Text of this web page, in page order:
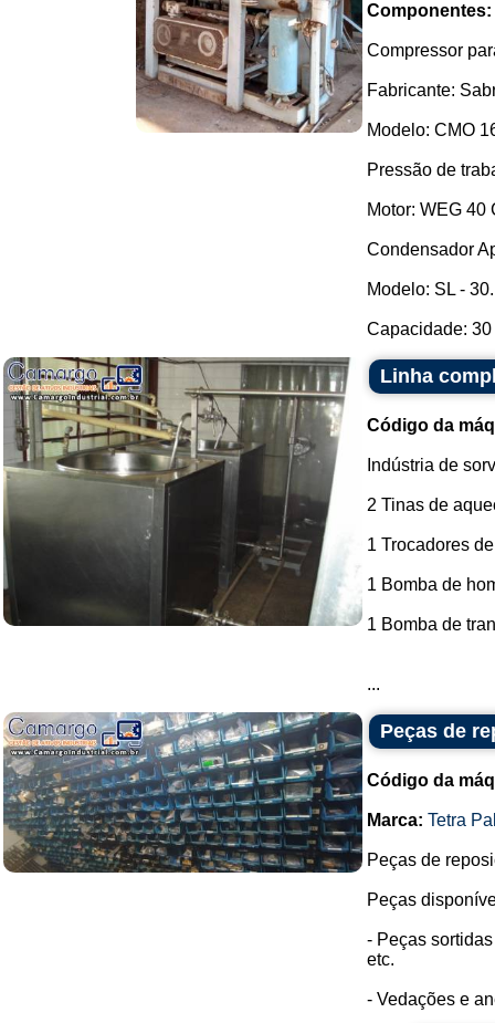
Componentes:
Compressor
Fabricante:
Modelo: CMO
Pressão de
Motor: WEG 40
Condensador
Modelo: SL - 30.
Capacidade: 30
Linha
Código da
Indústria de
2 Tinas de
1 Trocadores
1 Bomba de
1 Bomba de
...
Peças de
Código da
Marca: Tetra
Peças de
Peças
- Peças
etc.
- Vedações e